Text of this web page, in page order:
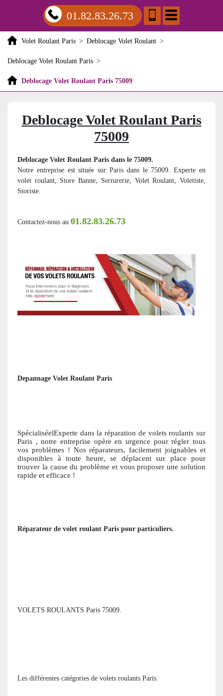
01.82.83.26.73
Volet Roulant Paris > Deblocage Volet Roulant >
Deblocage Volet Roulant Paris >
Deblocage Volet Roulant Paris 75009
Deblocage Volet Roulant Paris
75009
Deblocage Volet Roulant Paris dans le 75009.
Notre entreprise est située sur Paris dans le 75009. Experte en
volet roulant, Store Banne, Serrurerie, Volet Roulant, Voletiste,
Storiste.
Contactez-nous au 01.82.83.26.73
Depannage Volet Roulant Paris
SpécialiséelExperte dans la réparation de volets roulants sur
Paris , notre entreprise opère en urgence pour régler tous
vos problèmes ! Nos réparateurs, facilement joignables et
disponibles à toute heure, se déplacent sur place pour
trouver la cause du problème et vous proposer une solution
rapide et efficace !
Réparateur de volet roulant Paris pour particuliers.
VOLETS ROULANTS Paris 75009.
Les différentes catégories de volets roulants Paris.